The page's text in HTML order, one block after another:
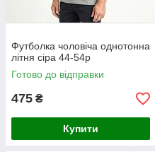
Футболка чоловіча однотонна
літня сіра 44-54р
Готово до відправки
475 ₴
Купити